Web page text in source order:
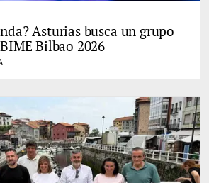
Asturias busca un grupo
Bilbao 2026